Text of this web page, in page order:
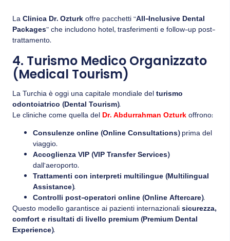
LaClinica Dr. Ozturkoffre pacchetti “All-Inclusive Dental
Packages” che includono hotel, trasferimenti e follow-up post-
trattamento.
4. Turismo Medico Organizzato
(Medical Tourism)
La Turchia è oggi una capitale mondiale delturismo
odontoiatrico (Dental Tourism).
Le cliniche come quella del Dr. Abdurrahman Ozturkoffrono:
Consulenze online (Online Consultations)prima del
viaggio.
Accoglienza VIP (VIP Transfer Services)
dall’aeroporto.
Trattamenti con interpreti multilingue (Multilingual
Assistance).
Controlli post-operatori online (Online Aftercare).
Questo modello garantisce ai pazienti internazionalisicurezza,
comfort e risultati di livello premium (Premium Dental
Experience).